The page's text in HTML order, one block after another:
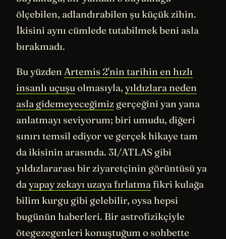
ölçebilen, adlandırabilen şu küçük zihin.
İkisini aynı cümlede tutabilmek beni asla
bırakmadı.
Bu yüzden Artemis 2'nin tarihin en hızlı
insanlı uçuşuolmasıyla, yıldızlara neden
asla gidemeyeceğimiz gerçeğini yan yana
anlatmayı seviyorum; biri umudu, diğeri
sınırı temsil ediyor ve gerçek hikaye tam
da ikisinin arasında. 3I/ATLAS gibi
yıldızlararası bir ziyaretçinin görüntüsü ya
dayapay zekayı uzaya fırlatma fikri kulağa
bilim kurgu gibi gelebilir, oysa hepsi
bugünün haberleri. Bir astrofizikçiyle
ötegezegenleri konuştuğum o sohbette